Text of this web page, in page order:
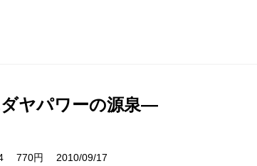
ヤパワーの源泉―
4 770円 2010/09/17